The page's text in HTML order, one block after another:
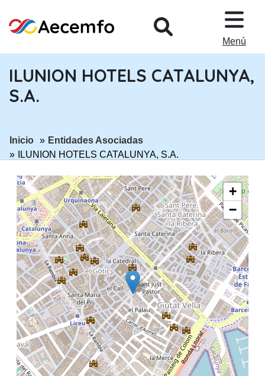
Menú
ILUNION HOTELS CATALUNYA,
S.A.
ir a página:
Inicio ir a página:
Entidades Asociadas
ILUNION HOTELS CATALUNYA, S.A.
+
−